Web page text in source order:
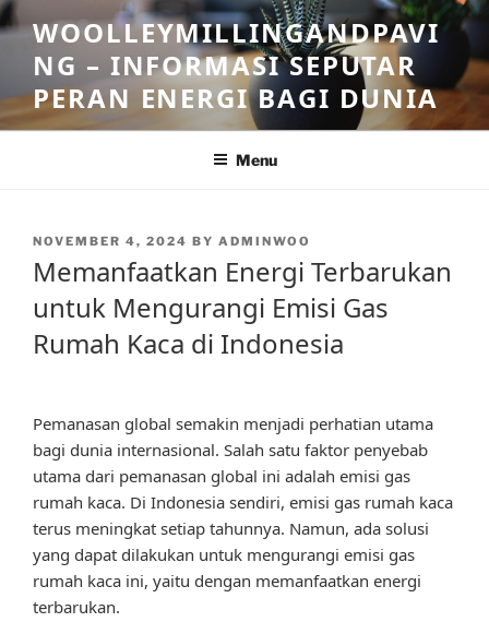
Skip
to
content
WOOLLEYMILLINGANDPAVI
NG – INFORMASI SEPUTAR
PERAN ENERGI BAGI DUNIA
Menu
POSTED
NOVEMBER 4, 2024 BY ADMINWOO
Memanfaatkan Energi Terbarukan
untuk Mengurangi Emisi Gas
Rumah Kaca di Indonesia
Pemanasan global semakin menjadi perhatian utama
bagi dunia internasional. Salah satu faktor penyebab
utama dari pemanasan global ini adalah emisi gas
rumah kaca. Di Indonesia sendiri, emisi gas rumah kaca
terus meningkat setiap tahunnya. Namun, ada solusi
yang dapat dilakukan untuk mengurangi emisi gas
rumah kaca ini, yaitu dengan memanfaatkan energi
terbarukan.